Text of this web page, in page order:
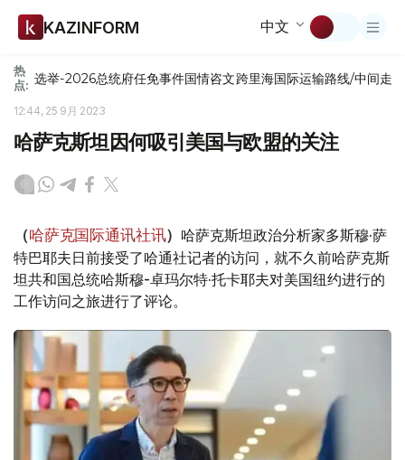
KAZINFORM 中文
热
点: 选举-2026总统府任免事件国情咨文跨里海国际运输路线/中间走廊
12:44, 25 9月 2023
哈萨克斯坦因何吸引美国与欧盟的关注
（哈萨克国际通讯社讯） 哈萨克斯坦政治分析家多斯穆·萨
特巴耶夫日前接受了哈通社记者的访问，就不久前哈萨克斯
坦共和国总统哈斯穆-卓玛尔特·托卡耶夫对美国纽约进行的
工作访问之旅进行了评论。